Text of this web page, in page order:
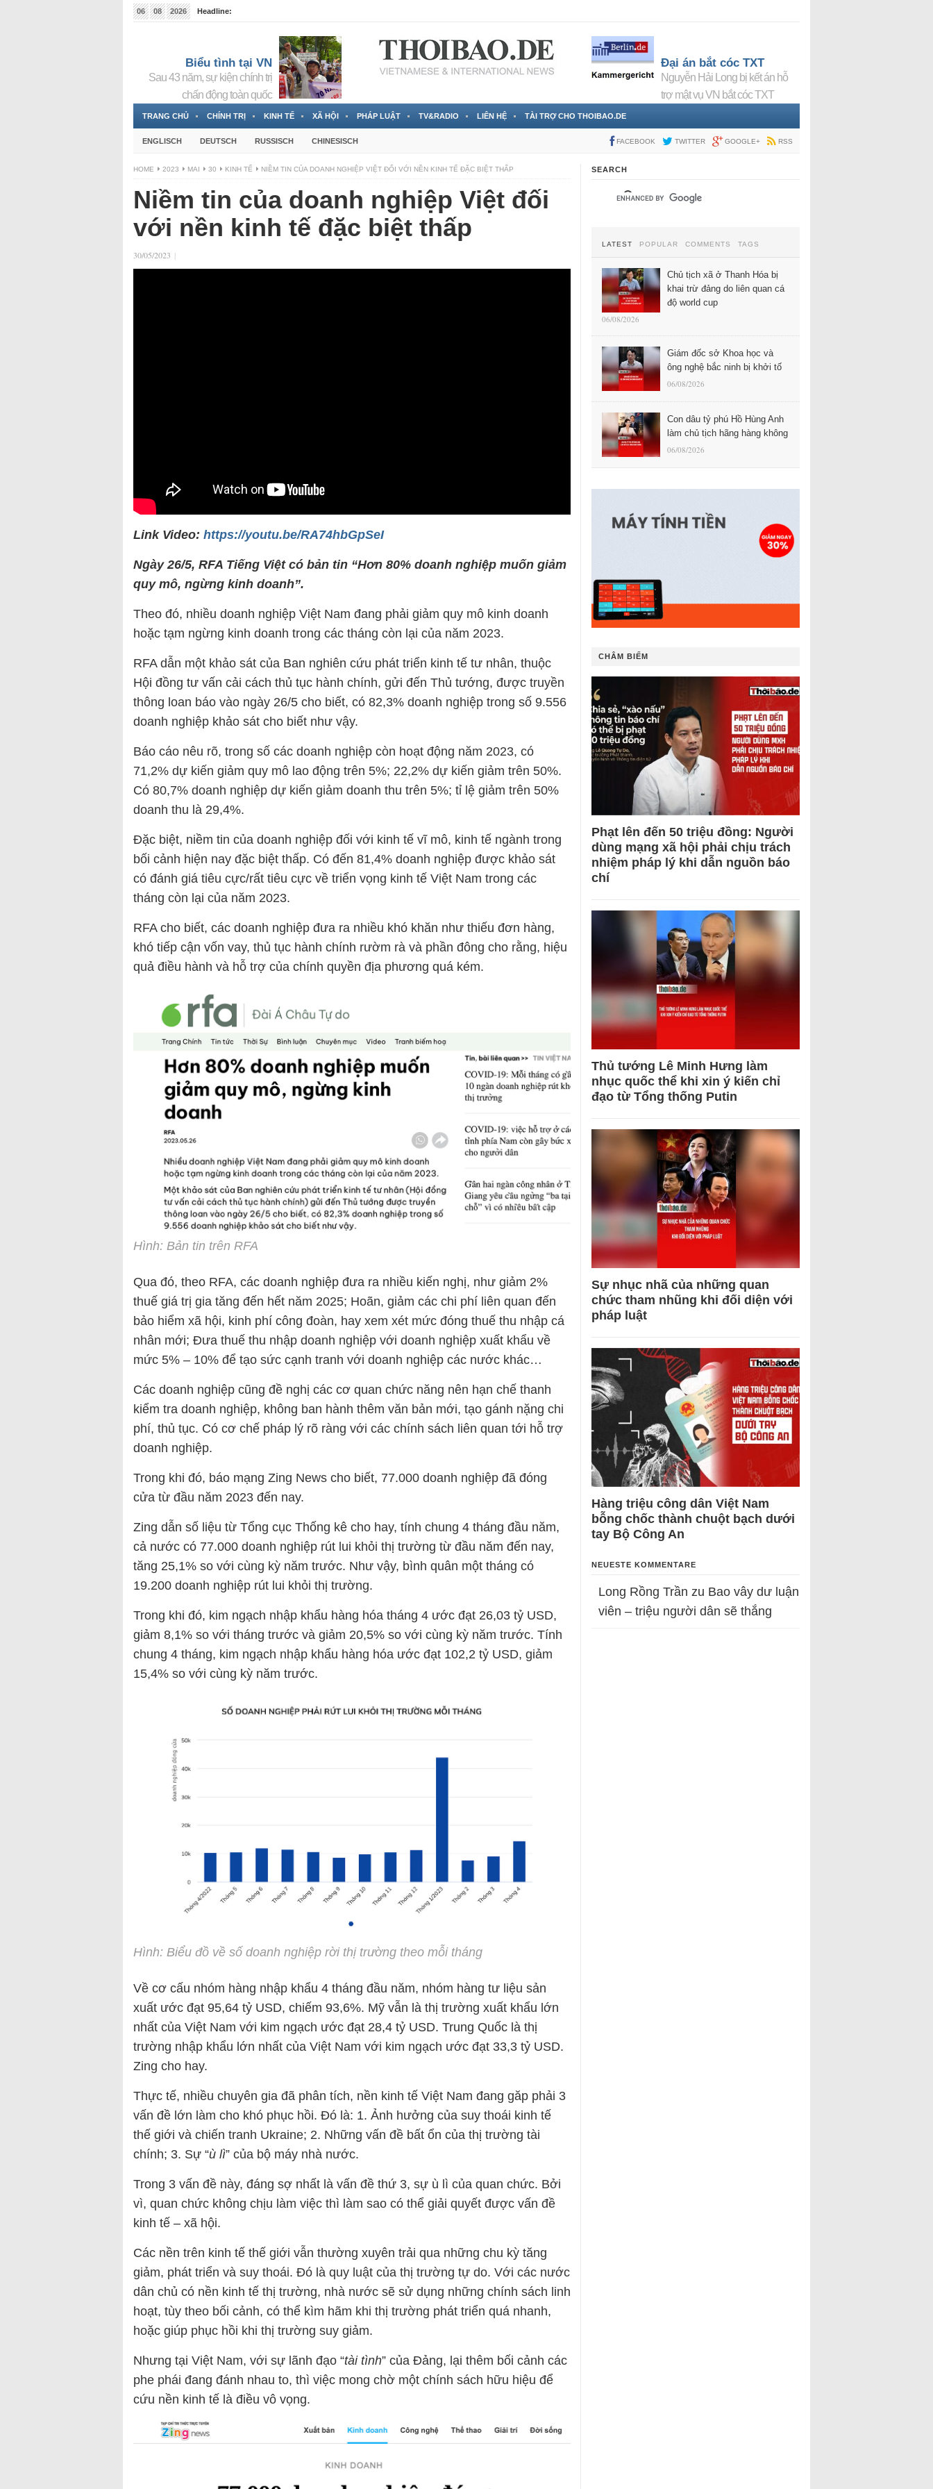
06 08 2026
Headline:
Biểu tình tại VN
Sau 43 năm, sự kiện chính trị
chấn động toàn quốc
Đại án bắt cóc TXT
Nguyễn Hải Long bị kết án hỗ
trợ mật vụ VN bắt cóc TXT
TRANG CHỦ CHÍNH TRỊ KINH TẾ XÃ HỘI PHÁP LUẬT TV&RADIO LIÊN HỆ TÀI TRỢ CHO THOIBAO.DE
ENGLISCH DEUTSCH RUSSISCH CHINESISCH FACEBOOK TWITTER GOOGLE+ RSS
HOME 2023 MAI 30 KINH TẾ NIỀM TIN CỦA DOANH NGHIỆP VIỆT ĐỐI VỚI NỀN KINH TẾ ĐẶC BIỆT THẤP
Niềm tin của doanh nghiệp Việt đối
với nền kinh tế đặc biệt thấp
30/05/2023 |
Link Video: https://youtu.be/RA74hbGpSeI
Ngày 26/5, RFA Tiếng Việt có bản tin “Hơn 80% doanh nghiệp muốn giảm
quy mô, ngừng kinh doanh”.
Theo đó, nhiều doanh nghiệp Việt Nam đang phải giảm quy mô kinh doanh
hoặc tạm ngừng kinh doanh trong các tháng còn lại của năm 2023.
RFA dẫn một khảo sát của Ban nghiên cứu phát triển kinh tế tư nhân, thuộc
Hội đồng tư vấn cải cách thủ tục hành chính, gửi đến Thủ tướng, được truyền
thông loan báo vào ngày 26/5 cho biết, có 82,3% doanh nghiệp trong số 9.556
doanh nghiệp khảo sát cho biết như vậy.
Báo cáo nêu rõ, trong số các doanh nghiệp còn hoạt động năm 2023, có
71,2% dự kiến giảm quy mô lao động trên 5%; 22,2% dự kiến giảm trên 50%.
Có 80,7% doanh nghiệp dự kiến giảm doanh thu trên 5%; tỉ lệ giảm trên 50%
doanh thu là 29,4%.
Đặc biệt, niềm tin của doanh nghiệp đối với kinh tế vĩ mô, kinh tế ngành trong
bối cảnh hiện nay đặc biệt thấp. Có đến 81,4% doanh nghiệp được khảo sát
có đánh giá tiêu cực/rất tiêu cực về triển vọng kinh tế Việt Nam trong các
tháng còn lại của năm 2023.
RFA cho biết, các doanh nghiệp đưa ra nhiều khó khăn như thiếu đơn hàng,
khó tiếp cận vốn vay, thủ tục hành chính rườm rà và phần đông cho rằng, hiệu
quả điều hành và hỗ trợ của chính quyền địa phương quá kém.
Hình: Bản tin trên RFA
Qua đó, theo RFA, các doanh nghiệp đưa ra nhiều kiến nghị, như giảm 2%
thuế giá trị gia tăng đến hết năm 2025; Hoãn, giảm các chi phí liên quan đến
bảo hiểm xã hội, kinh phí công đoàn, hay xem xét mức đóng thuế thu nhập cá
nhân mới; Đưa thuế thu nhập doanh nghiệp với doanh nghiệp xuất khẩu về
mức 5% – 10% để tạo sức cạnh tranh với doanh nghiệp các nước khác…
Các doanh nghiệp cũng đề nghị các cơ quan chức năng nên hạn chế thanh
kiểm tra doanh nghiệp, không ban hành thêm văn bản mới, tạo gánh nặng chi
phí, thủ tục. Có cơ chế pháp lý rõ ràng với các chính sách liên quan tới hỗ trợ
doanh nghiệp.
Trong khi đó, báo mạng Zing News cho biết, 77.000 doanh nghiệp đã đóng
cửa từ đầu năm 2023 đến nay.
Zing dẫn số liệu từ Tổng cục Thống kê cho hay, tính chung 4 tháng đầu năm,
cả nước có 77.000 doanh nghiệp rút lui khỏi thị trường từ đầu năm đến nay,
tăng 25,1% so với cùng kỳ năm trước. Như vậy, bình quân một tháng có
19.200 doanh nghiệp rút lui khỏi thị trường.
Trong khi đó, kim ngạch nhập khẩu hàng hóa tháng 4 ước đạt 26,03 tỷ USD,
giảm 8,1% so với tháng trước và giảm 20,5% so với cùng kỳ năm trước. Tính
chung 4 tháng, kim ngạch nhập khẩu hàng hóa ước đạt 102,2 tỷ USD, giảm
15,4% so với cùng kỳ năm trước.
Hình: Biểu đồ về số doanh nghiệp rời thị trường theo mỗi tháng
Về cơ cấu nhóm hàng nhập khẩu 4 tháng đầu năm, nhóm hàng tư liệu sản
xuất ước đạt 95,64 tỷ USD, chiếm 93,6%. Mỹ vẫn là thị trường xuất khẩu lớn
nhất của Việt Nam với kim ngạch ước đạt 28,4 tỷ USD. Trung Quốc là thị
trường nhập khẩu lớn nhất của Việt Nam với kim ngạch ước đạt 33,3 tỷ USD.
Zing cho hay.
Thực tế, nhiều chuyên gia đã phân tích, nền kinh tế Việt Nam đang găp phải 3
vấn đề lớn làm cho khó phục hồi. Đó là: 1. Ảnh hưởng của suy thoái kinh tế
thế giới và chiến tranh Ukraine; 2. Những vấn đề bất ổn của thị trường tài
chính; 3. Sự “ù lì” của bộ máy nhà nước.
Trong 3 vấn đề này, đáng sợ nhất là vấn đề thứ 3, sự ù lì của quan chức. Bởi
vì, quan chức không chịu làm việc thì làm sao có thể giải quyết được vấn đề
kinh tế – xã hội.
Các nền trên kinh tế thế giới vẫn thường xuyên trải qua những chu kỳ tăng
giảm, phát triển và suy thoái. Đó là quy luật của thị trường tự do. Với các nước
dân chủ có nền kinh tế thị trường, nhà nước sẽ sử dụng những chính sách linh
hoạt, tùy theo bối cảnh, có thể kìm hãm khi thị trường phát triển quá nhanh,
hoặc giúp phục hồi khi thị trường suy giảm.
Nhưng tại Việt Nam, với sự lãnh đạo “tài tình” của Đảng, lại thêm bối cảnh các
phe phái đang đánh nhau to, thì việc mong chờ một chính sách hữu hiệu để
cứu nền kinh tế là điều vô vọng.
SEARCH
LATEST POPULAR COMMENTS TAGS
Chủ tịch xã ở Thanh Hóa bị
khai trừ đảng do liên quan cá
độ world cup
06/08/2026
Giám đốc sở Khoa học và
ông nghệ bắc ninh bị khởi tố
06/08/2026
Con dâu tỷ phú Hồ Hùng Anh
làm chủ tịch hãng hàng không
06/08/2026
CHÂM BIẾM
Phạt lên đến 50 triệu đồng: Người
dùng mạng xã hội phải chịu trách
nhiệm pháp lý khi dẫn nguồn báo
chí
Thủ tướng Lê Minh Hưng làm
nhục quốc thể khi xin ý kiến chỉ
đạo từ Tổng thống Putin
Sự nhục nhã của những quan
chức tham nhũng khi đối diện với
pháp luật
Hàng triệu công dân Việt Nam
bỗng chốc thành chuột bạch dưới
tay Bộ Công An
NEUESTE KOMMENTARE
Long Rồng Trần zu Bao vây dư luận
viên – triệu người dân sẽ thắng